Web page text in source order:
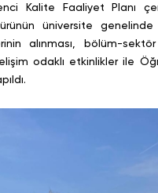
Kalite Faaliyet Planı
üniversite
alınması, bölüm-sektör
odaklı etkinlikler ile